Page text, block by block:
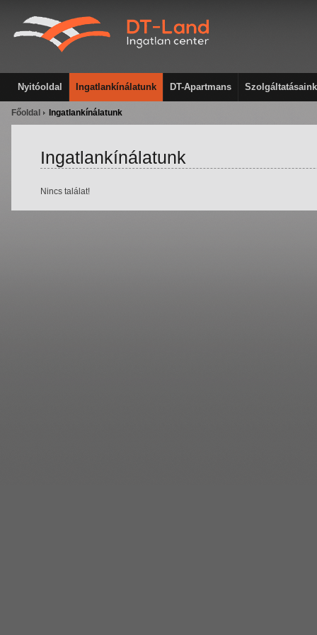
Nyitóoldal Ingatlankínálatunk DT-Apartmans Szolgáltatásaink
Főoldal Ingatlankínálatunk
Ingatlankínálatunk
Nincs találat!